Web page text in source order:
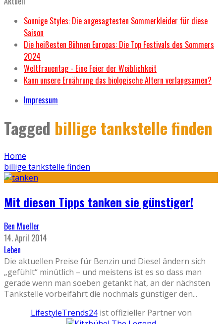
Sonnige Styles: Die angesagtesten Sommerkleider für diese
Saison
Die heißesten Bühnen Europas: Die Top Festivals des Sommers
2024
Weltfrauentag - Eine Feier der Weiblichkeit
Kann unsere Ernährung das biologische Altern verlangsamen?
Impressum
Tagged billige tankstelle finden
Home
billige tankstelle finden
Mit diesen Tipps tanken sie günstiger!
Ben Mueller
14. April 2014
Leben
Die aktuellen Preise für Benzin und Diesel ändern sich
„gefühlt“ minütlich – und meistens ist es so dass man
gerade wenn man soeben getankt hat, an der nächsten
Tankstelle vorbeifährt die nochmals günstiger den...
LifestyleTrends24ist offizieller Partner von